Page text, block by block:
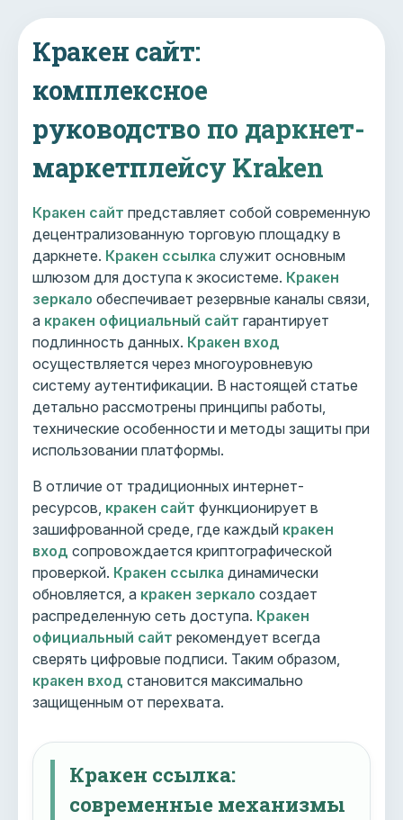
Кракен сайт:
комплексное
руководство по даркнет-
маркетплейсу Kraken
Кракен сайт представляет собой современную
децентрализованную торговую площадку в
даркнете. Кракен ссылка служит основным
шлюзом для доступа к экосистеме. Кракен
зеркало обеспечивает резервные каналы связи,
а кракен официальный сайт гарантирует
подлинность данных. Кракен вход
осуществляется через многоуровневую
систему аутентификации. В настоящей статье
детально рассмотрены принципы работы,
технические особенности и методы защиты при
использовании платформы.
В отличие от традиционных интернет-
ресурсов, кракен сайт функционирует в
зашифрованной среде, где каждый кракен
вход сопровождается криптографической
проверкой. Кракен ссылка динамически
обновляется, а кракен зеркало создает
распределенную сеть доступа. Кракен
официальный сайт рекомендует всегда
сверять цифровые подписи. Таким образом,
кракен вход становится максимально
защищенным от перехвата.
Кракен ссылка:
современные механизмы